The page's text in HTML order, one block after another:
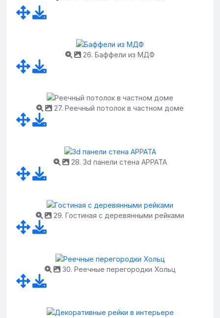
26. Баффели из МДФ
27. Реечный потолок в частном доме
28. 3d панели стена АРРАТА
29. Гостиная с деревянными рейками
30. Реечные перегородки Хольц